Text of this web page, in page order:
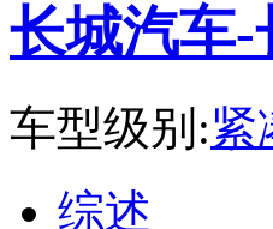
长城汽车-
车型级别:紧
综述